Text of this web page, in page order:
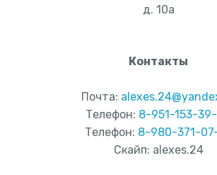
д. 10а
Контакты
Почта:
Телефон: 8-951-153-
Телефон: 8-980-371-
Скайп: alexes.24